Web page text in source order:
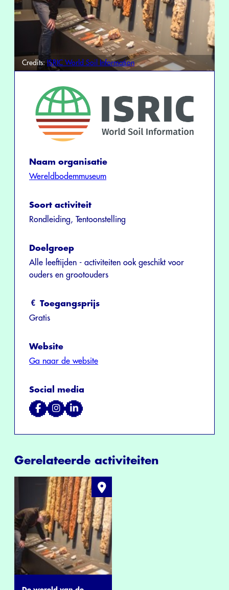
Credits:ISRIC World Soil Information
Naam organisatie
Wereldbodemmuseum
Soort activiteit
Rondleiding, Tentoonstelling
Doelgroep
Alle leeftijden - activiteiten ook geschikt voor
ouders en grootouders
Toegangsprijs
Gratis
Website
Ga naar de website
Social media
Gerelateerde activiteiten